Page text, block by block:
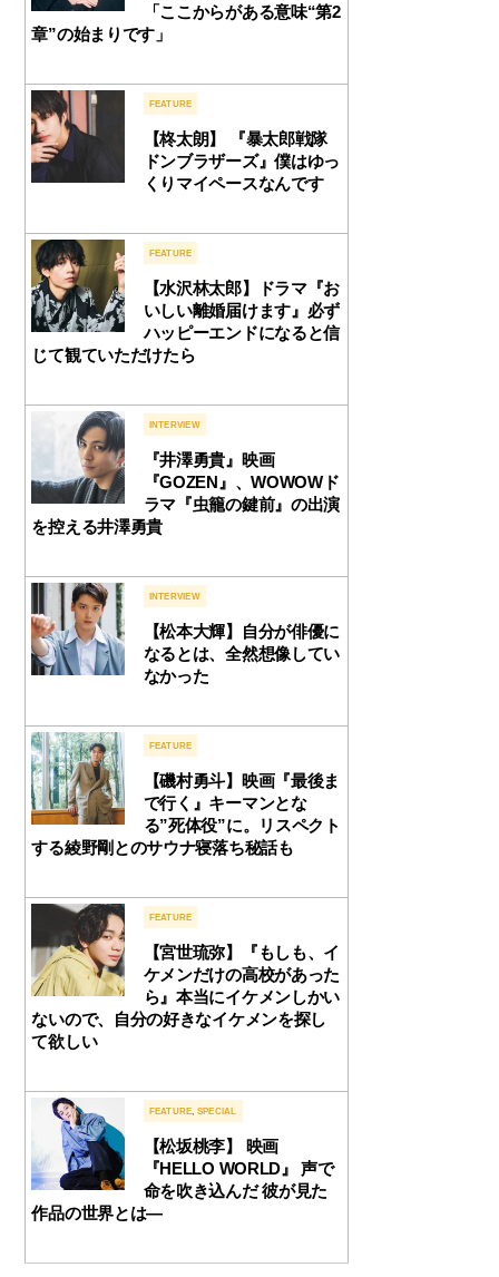
「ここからがある意味“第2
章”の始まりです」
FEATURE
【柊太朗】 『暴太郎戦隊
ドンブラザーズ』僕はゆっ
くりマイペースなんです
FEATURE
【水沢林太郎】ドラマ『お
いしい離婚届けます』必ず
ハッピーエンドになると信
じて観ていただけたら
INTERVIEW
『井澤勇貴』映画
『GOZEN』、WOWOWド
ラマ『虫籠の鍵前』の出演
を控える井澤勇貴
INTERVIEW
【松本大輝】自分が俳優に
なるとは、全然想像してい
なかった
FEATURE
【磯村勇斗】映画『最後ま
で行く』キーマンとな
る”死体役”に。リスペクト
する綾野剛とのサウナ寝落ち秘話も
FEATURE
【宮世琉弥】『もしも、イ
ケメンだけの高校があった
ら』本当にイケメンしかい
ないので、自分の好きなイケメンを探し
て欲しい
FEATURE SPECIAL
【松坂桃李】 映画
『HELLO WORLD』 声で
命を吹き込んだ 彼が見た
作品の世界とは—